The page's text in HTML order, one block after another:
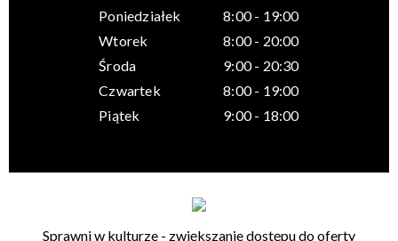
Poniedziałek
8:00 - 19:00
Wtorek
8:00 - 20:00
Środa
9:00 - 20:30
Czwartek
8:00 - 19:00
Piątek
9:00 - 18:00
Sprawni w kulturze - zwiększanie dostępu do oferty